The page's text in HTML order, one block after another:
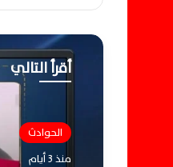
أقرأ التالي
الحوادث
منذ 3 أيام